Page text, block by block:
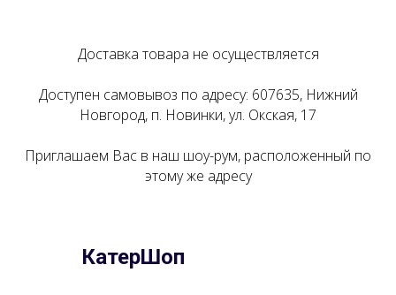
Доставка товара не осуществляется
Доступен самовывоз по адресу: 607635, Нижний
Новгород, п. Новинки, ул. Окская, 17
Приглашаем Вас в наш шоу-рум, расположенный по
этому же адресу
КатерШоп